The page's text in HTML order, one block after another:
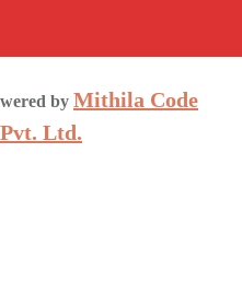
by Mithila Code
Ltd.